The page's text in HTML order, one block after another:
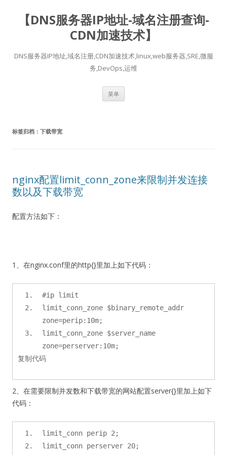
【DNS服务器IP地址-域名注册查询-
CDN加速技术】
DNS服务器IP地址,域名注册,CDN加速技术,linux,web服务器,SRE,微服
务,DevOps,运维
菜单
标签归档： 下载带宽
nginx配置limit_conn_zone来限制并发连接
数以及下载带宽
配置方法如下：
1、在nginx.conf里的http{}里加上如下代码：
#ip limit
limit_conn_zone $binary_remote_addr
zone=perip:10m;
limit_conn_zone $server_name
zone=perserver:10m;
复制代码
2、在需要限制并发数和下载带宽的网站配置server{}里加上如下
代码：
limit_conn perip 2;
limit_conn perserver 20;